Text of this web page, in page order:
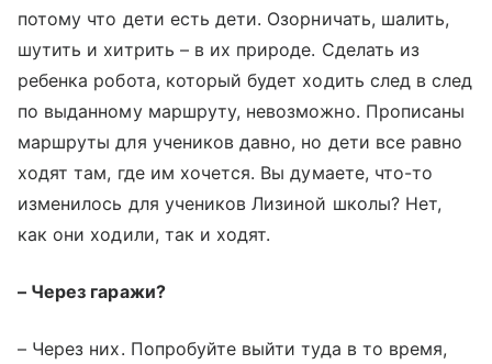
потому что дети есть дети. Озорничать, шалить,
шутить и хитрить – в их природе. Сделать из
ребенка робота, который будет ходить след в след
по выданному маршруту, невозможно. Прописаны
маршруты для учеников давно, но дети все равно
ходят там, где им хочется. Вы думаете, что-то
изменилось для учеников Лизиной школы? Нет,
как они ходили, так и ходят.
– Через гаражи?
– Через них. Попробуйте выйти туда в то время,